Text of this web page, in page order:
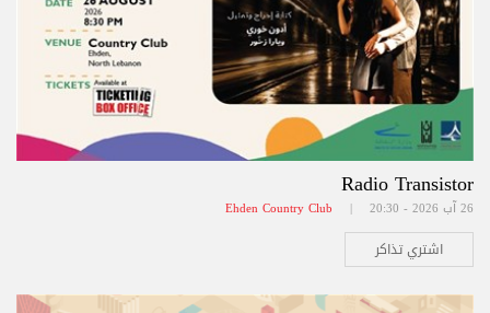
Radio Transistor
26 آب 2026 - 20:30 | Ehden Country Club
اشتري تذاكر